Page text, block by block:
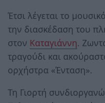
Έτσι λέγεται το
την διασκέδαση του
στον Καταγιάννη.
τραγούδι και
ορχήστρα «Ένταση».
Τη Γιορτή